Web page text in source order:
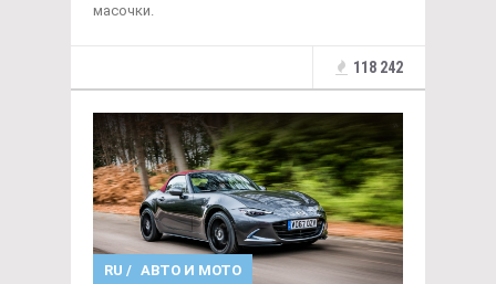
масочки.
118 242
RU / АВТО И МОТО